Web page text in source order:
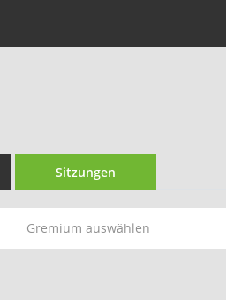
Sitzungen
Gremium auswählen